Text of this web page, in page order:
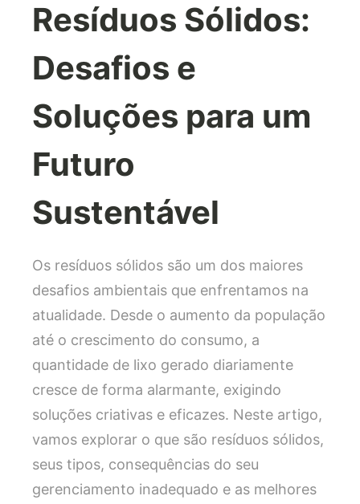
Resíduos Sólidos:
Desafios e
Soluções para um
Futuro
Sustentável
Os resíduos sólidos são um dos maiores
desafios ambientais que enfrentamos na
atualidade. Desde o aumento da população
até o crescimento do consumo, a
quantidade de lixo gerado diariamente
cresce de forma alarmante, exigindo
soluções criativas e eficazes. Neste artigo,
vamos explorar o que são resíduos sólidos,
seus tipos, consequências do seu
gerenciamento inadequado e as melhores